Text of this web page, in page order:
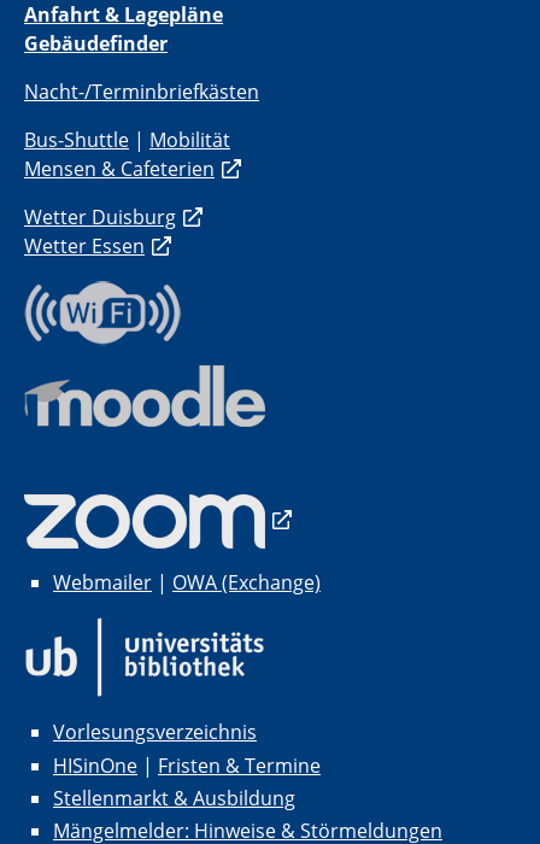
Anfahrt & Lagepläne
Gebäudefinder
Nacht-/Terminbriefkästen
Bus-Shuttle | Mobilität
Mensen & Cafeterien
Wetter Duisburg
Wetter Essen
Webmailer | OWA (Exchange)
Vorlesungsverzeichnis
HISinOne | Fristen & Termine
Stellenmarkt & Ausbildung
Mängelmelder: Hinweise & Störmeldungen